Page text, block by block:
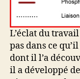
L’éclat du
pas dans ce
dont il l’a
il a développé